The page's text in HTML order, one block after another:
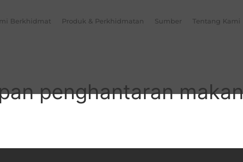
Berkhidmat Produk & Perkhidmatan Sumber Tentang Kami
penghantaran